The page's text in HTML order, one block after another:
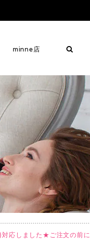
minne店
応しました★ご注文の前に